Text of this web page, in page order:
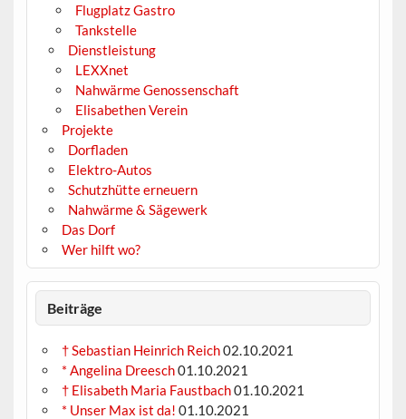
Flugplatz Gastro
Tankstelle
Dienstleistung
LEXXnet
Nahwärme Genossenschaft
Elisabethen Verein
Projekte
Dorfladen
Elektro-Autos
Schutzhütte erneuern
Nahwärme & Sägewerk
Das Dorf
Wer hilft wo?
Beiträge
† Sebastian Heinrich Reich02.10.2021
* Angelina Dreesch01.10.2021
† Elisabeth Maria Faustbach01.10.2021
* Unser Max ist da! 01.10.2021